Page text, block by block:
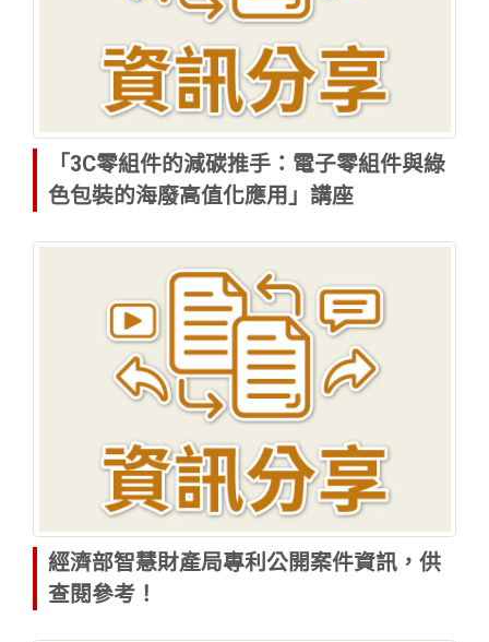
「3C零組件的減碳推手：電子零組件與綠
色包裝的海廢高值化應用」講座
經濟部智慧財產局專利公開案件資訊，供
查閱參考！